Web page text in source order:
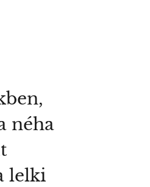
néha
lelki